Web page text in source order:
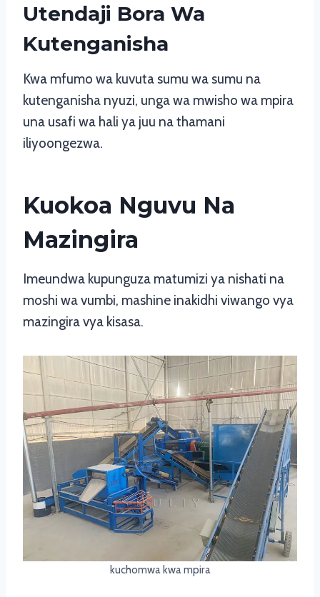
Utendaji Bora Wa
Kutenganisha
Kwa mfumo wa kuvuta sumu wa sumu na
kutenganisha nyuzi, unga wa mwisho wa mpira
una usafi wa hali ya juu na thamani
iliyoongezwa.
Kuokoa Nguvu Na
Mazingira
Imeundwa kupunguza matumizi ya nishati na
moshi wa vumbi, mashine inakidhi viwango vya
mazingira vya kisasa.
kuchomwa kwa mpira